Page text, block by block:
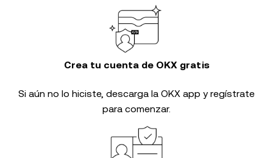
Crea tu cuenta de OKX gratis
Si aún no lo hiciste, descarga la OKX app y regístrate
para comenzar.